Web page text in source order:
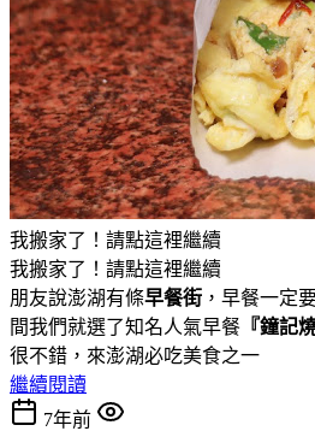
我搬家了！請點這裡繼續
我搬家了！請點這裡繼續
朋友說澎湖有條早餐街 ，早餐一定
間我們就選了知名人氣早餐 『鐘記
很不錯，來澎湖必吃美食之一
繼續閱讀
7年前